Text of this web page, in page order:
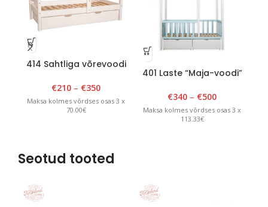
414 Sahtliga võrevoodi
€210 – €350
Maksa kolmes võrdses osas 3 x
70.00€
401 Laste “Maja-voodi”
Valge/sinine
€340 – €500
Maksa kolmes võrdses osas 3 x
113.33€
Seotud tooted